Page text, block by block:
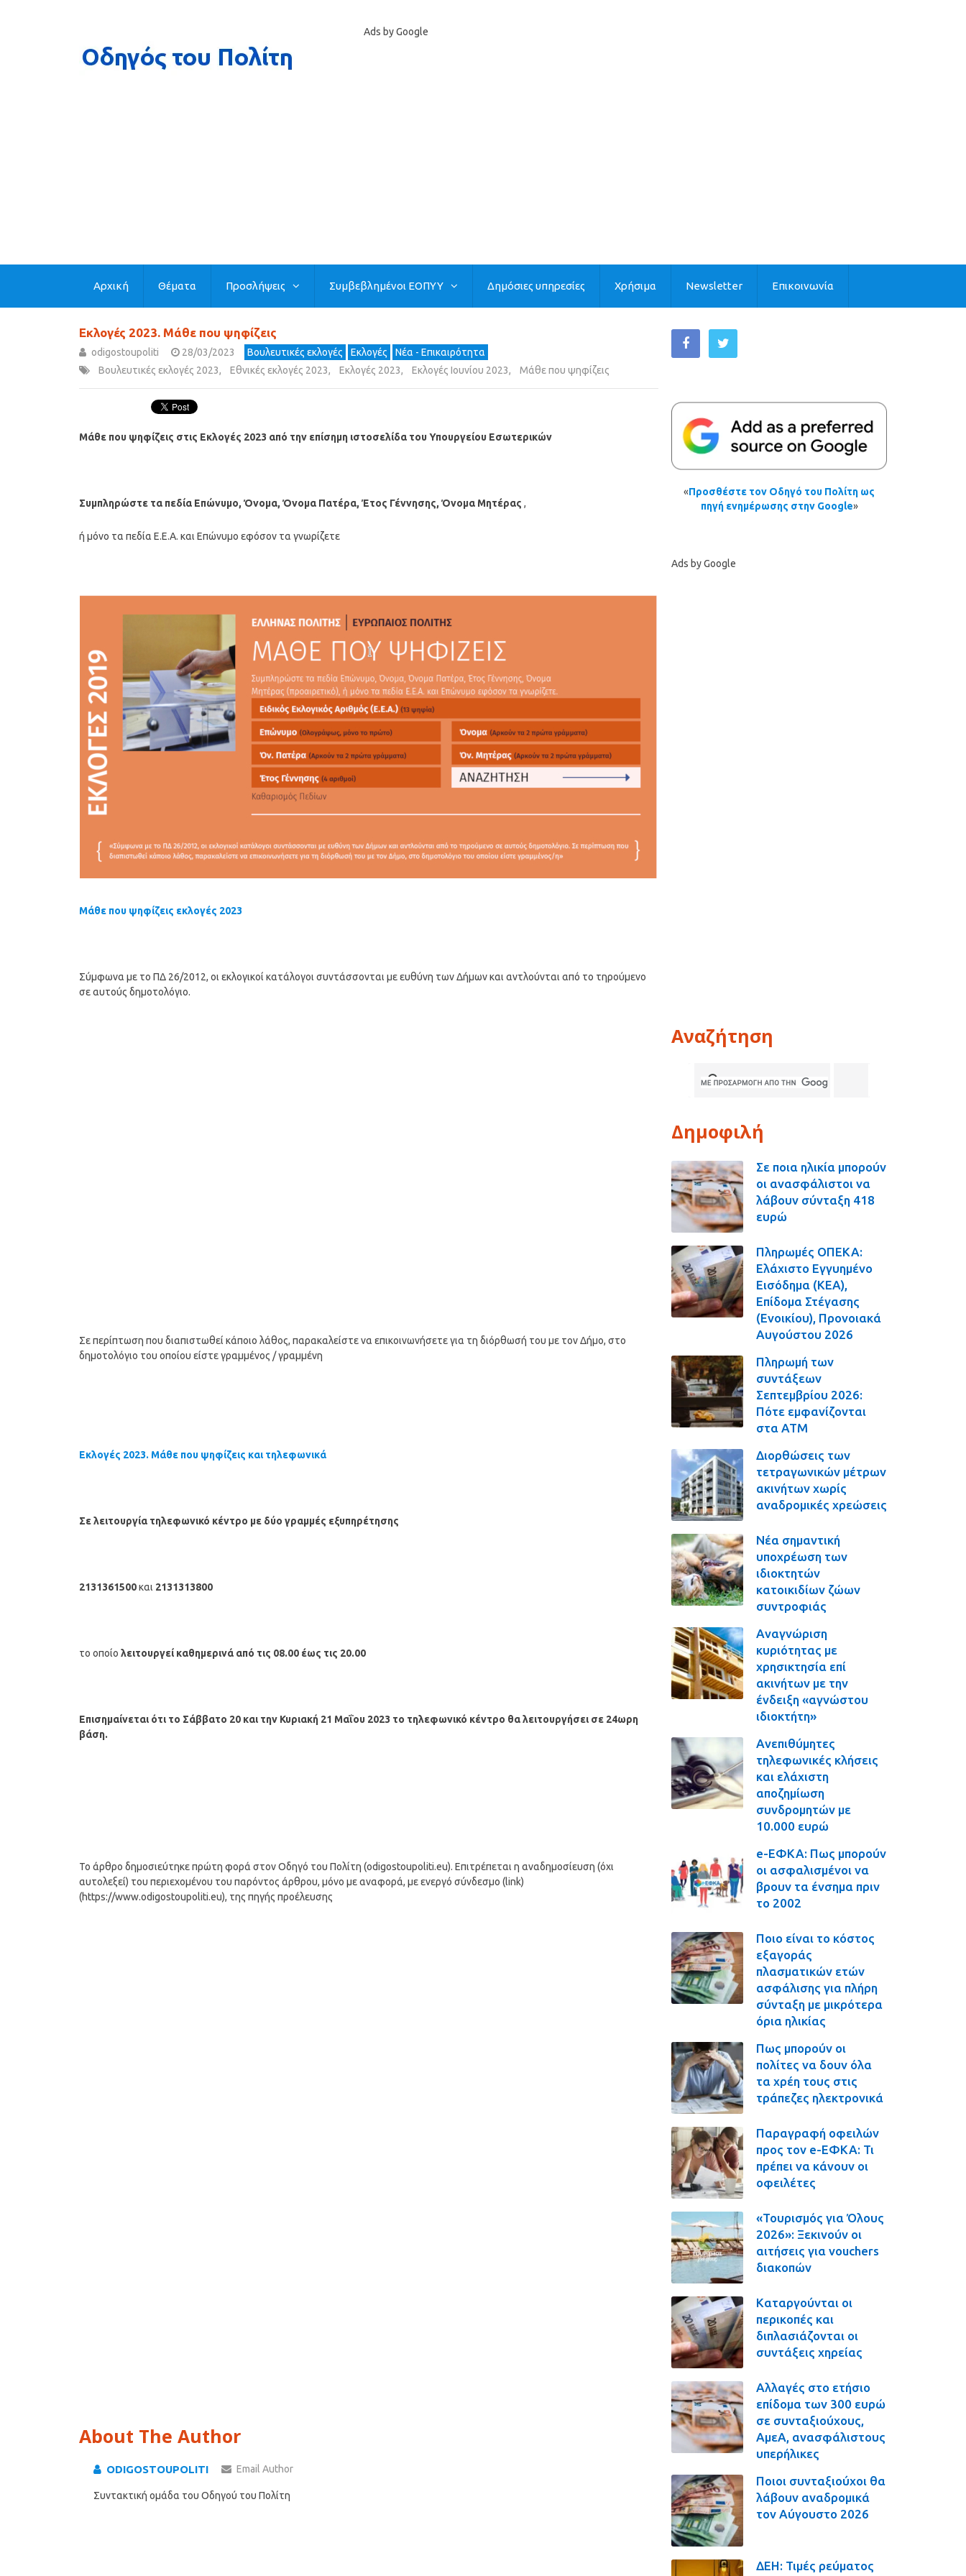
Ads by Google
Αρχική Θέματα Προσλήψεις Συμβεβλημένοι ΕΟΠΥΥ Δημόσιες υπηρεσίες Χρήσιμα Newsletter Επικοινωνία
Εκλογές 2023. Μάθε που ψηφίζεις
odigostoupoliti 28/03/2023 Βουλευτικές εκλογές Εκλογές
Νέα - Επικαιρότητα
Βουλευτικές εκλογές 2023, Εθνικές εκλογές 2023, Εκλογές 2023, Εκλογές Ιουνίου 2023, Μάθε που ψηφίζεις
Μάθε που ψηφίζεις στις Εκλογές 2023 από την επίσημη ιστοσελίδα του Υπουργείου Εσωτερικών
Συμπληρώστε τα πεδία Επώνυμο, Όνομα, Όνομα Πατέρα, Έτος Γέννησης, Όνομα Μητέρας ,
ή μόνο τα πεδία Ε.Ε.Α. και Επώνυμο εφόσον τα γνωρίζετε
Μάθε που ψηφίζεις εκλογές 2023
Σύμφωνα με το ΠΔ 26/2012, οι εκλογικοί κατάλογοι συντάσσονται με ευθύνη των Δήμων και αντλούνται από το τηρούμενο
σε αυτούς δημοτολόγιο.
Σε περίπτωση που διαπιστωθεί κάποιο λάθος, παρακαλείστε να επικοινωνήσετε για τη διόρθωσή του με τον Δήμο, στο
δημοτολόγιο του οποίου είστε γραμμένος / γραμμένη
Εκλογές 2023. Μάθε που ψηφίζεις και τηλεφωνικά
Σε λειτουργία τηλεφωνικό κέντρο με δύο γραμμές εξυπηρέτησης
2131361500και 2131313800
το οποίο λειτουργεί καθημερινά από τις 08.00 έως τις 20.00
Επισημαίνεται ότι το Σάββατο 20 και την Κυριακή 21 Μαΐου 2023 το τηλεφωνικό κέντρο θα λειτουργήσει σε 24ωρη
βάση.
Το άρθρο δημοσιεύτηκε πρώτη φορά στον Οδηγό του Πολίτη (odigostoupoliti.eu). Επιτρέπεται η αναδημοσίευση (όχι
αυτολεξεί) του περιεχομένου του παρόντος άρθρου, μόνο με αναφορά, με ενεργό σύνδεσμο (link)
(https://www.odigostoupoliti.eu), της πηγής προέλευσης
About The Author
ODIGOSTOUPOLITI Email Author
Συντακτική ομάδα του Οδηγού του Πολίτη
«Προσθέστε τον Οδηγό του Πολίτη ως
πηγή ενημέρωσης στην Google»
Ads by Google
Αναζήτηση
Δημοφιλή
Σε ποια ηλικία μπορούν
οι ανασφάλιστοι να
λάβουν σύνταξη 418
ευρώ
Πληρωμές ΟΠΕΚΑ:
Ελάχιστο Εγγυημένο
Εισόδημα (ΚΕΑ),
Επίδομα Στέγασης
(Ενοικίου), Προνοιακά
Αυγούστου 2026
Πληρωμή των
συντάξεων
Σεπτεμβρίου 2026:
Πότε εμφανίζονται
στα ΑΤΜ
Διορθώσεις των
τετραγωνικών μέτρων
ακινήτων χωρίς
αναδρομικές χρεώσεις
Νέα σημαντική
υποχρέωση των
ιδιοκτητών
κατοικιδίων ζώων
συντροφιάς
Αναγνώριση
κυριότητας με
χρησικτησία επί
ακινήτων με την
ένδειξη «αγνώστου
ιδιοκτήτη»
Ανεπιθύμητες
τηλεφωνικές κλήσεις
και ελάχιστη
αποζημίωση
συνδρομητών με
10.000 ευρώ
e-ΕΦΚΑ: Πως μπορούν
οι ασφαλισμένοι να
βρουν τα ένσημα πριν
το 2002
Ποιο είναι το κόστος
εξαγοράς
πλασματικών ετών
ασφάλισης για πλήρη
σύνταξη με μικρότερα
όρια ηλικίας
Πως μπορούν οι
πολίτες να δουν όλα
τα χρέη τους στις
τράπεζες ηλεκτρονικά
Παραγραφή οφειλών
προς τον e-ΕΦΚΑ: Τι
πρέπει να κάνουν οι
οφειλέτες
«Τουρισμός για Όλους
2026»: Ξεκινούν οι
αιτήσεις για vouchers
διακοπών
Καταργούνται οι
περικοπές και
διπλασιάζονται οι
συντάξεις χηρείας
Αλλαγές στο ετήσιο
επίδομα των 300 ευρώ
σε συνταξιούχους,
ΑμεΑ, ανασφάλιστους
υπερήλικες
Ποιοι συνταξιούχοι θα
λάβουν αναδρομικά
τον Αύγουστο 2026
ΔΕΗ: Τιμές ρεύματος